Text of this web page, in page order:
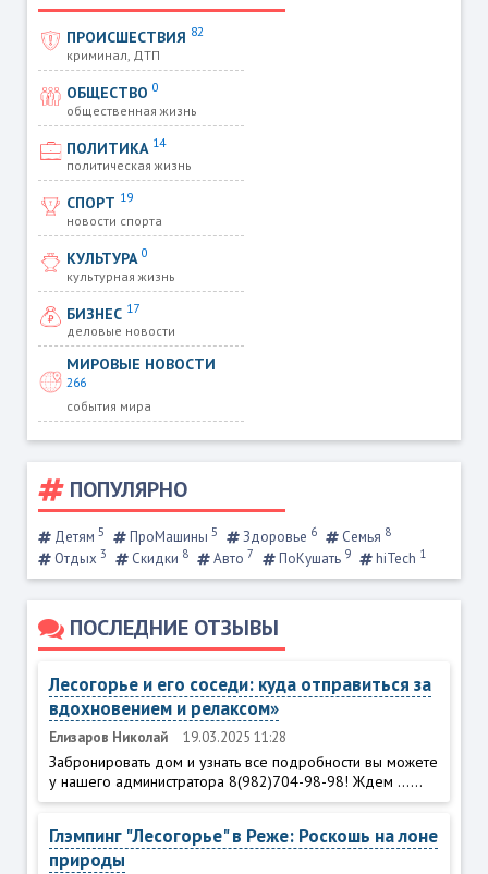
ПРОИСШЕСТВИЯ 82
криминал, ДТП
ОБЩЕСТВО0
общественная жизнь
ПОЛИТИКА 14
политическая жизнь
СПОРТ 19
новости спорта
КУЛЬТУРА0
культурная жизнь
БИЗНЕС 17
деловые новости
МИРОВЫЕ НОВОСТИ
266
события мира
ПОПУЛЯРНО
Детям 5 ПроМашины 5 Здоровье 6 Семья 8
Отдых 3 Скидки 8 Авто 7 ПоКушать 9 hiTech 1
ПОСЛЕДНИЕ ОТЗЫВЫ
Лесогорье и его соседи: куда отправиться за
вдохновением и релаксом»
Елизаров Николай 19.03.2025 11:28
Забронировать дом и узнать все подробности вы можете
у нашего администратора 8(982)704-98-98! Ждем ......
Глэмпинг "Лесогорье" в Реже: Роскошь на лоне
природы